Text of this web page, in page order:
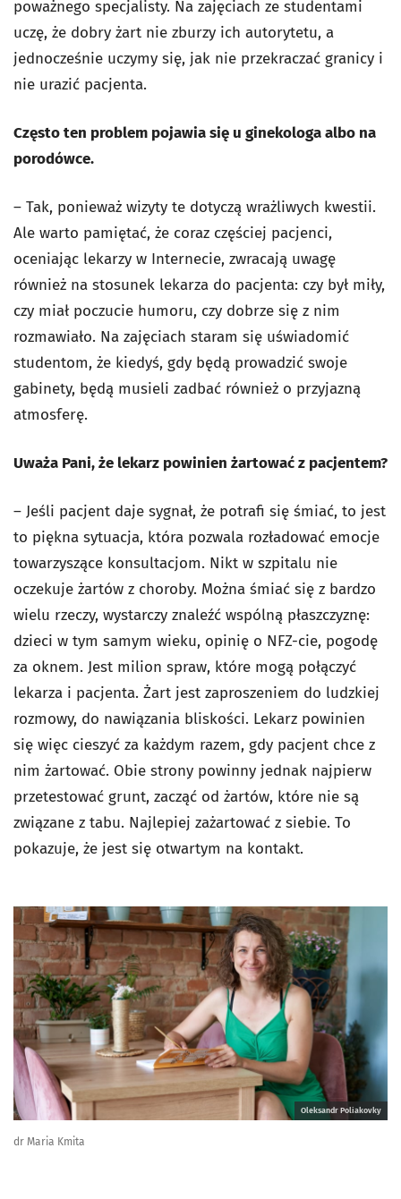
poważnego specjalisty. Na zajęciach ze studentami
uczę, że dobry żart nie zburzy ich autorytetu, a
jednocześnie uczymy się, jak nie przekraczać granicy i
nie urazić pacjenta.
Często ten problem pojawia się u ginekologa albo na
porodówce.
– Tak, ponieważ wizyty te dotyczą wrażliwych kwestii.
Ale warto pamiętać, że coraz częściej pacjenci,
oceniając lekarzy w Internecie, zwracają uwagę
również na stosunek lekarza do pacjenta: czy był miły,
czy miał poczucie humoru, czy dobrze się z nim
rozmawiało. Na zajęciach staram się uświadomić
studentom, że kiedyś, gdy będą prowadzić swoje
gabinety, będą musieli zadbać również o przyjazną
atmosferę.
Uważa Pani, że lekarz powinien żartować z pacjentem?
– Jeśli pacjent daje sygnał, że potrafi się śmiać, to jest
to piękna sytuacja, która pozwala rozładować emocje
towarzyszące konsultacjom. Nikt w szpitalu nie
oczekuje żartów z choroby. Można śmiać się z bardzo
wielu rzeczy, wystarczy znaleźć wspólną płaszczyznę:
dzieci w tym samym wieku, opinię o NFZ-cie, pogodę
za oknem. Jest milion spraw, które mogą połączyć
lekarza i pacjenta. Żart jest zaproszeniem do ludzkiej
rozmowy, do nawiązania bliskości. Lekarz powinien
się więc cieszyć za każdym razem, gdy pacjent chce z
nim żartować. Obie strony powinny jednak najpierw
przetestować grunt, zacząć od żartów, które nie są
związane z tabu. Najlepiej zażartować z siebie. To
pokazuje, że jest się otwartym na kontakt.
Oleksandr Poliakovky
dr Maria Kmita